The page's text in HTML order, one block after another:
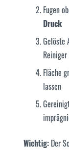
Fugen
Druck
Gelöste
Fläche
lassen
Wichtig: Der